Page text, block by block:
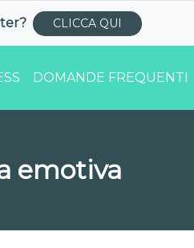
? CLICCA QUI
DOMANDE FREQUENTI
emotiva